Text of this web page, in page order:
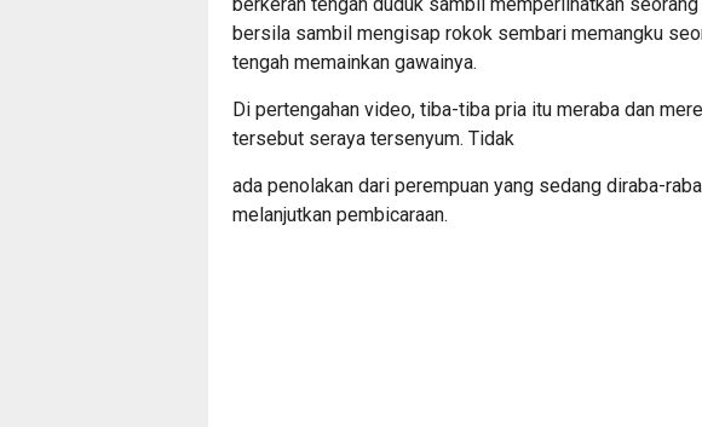
bersila sambil mengisap rokok sembari memangku
tengah memainkan gawainya.
Di pertengahan video, tiba-tiba pria itu meraba dan
tersebut seraya tersenyum. Tidak
ada penolakan dari perempuan yang sedang diraba-
melanjutkan pembicaraan.